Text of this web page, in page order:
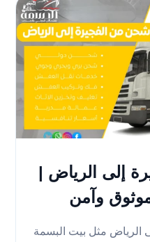
إلى الرياض |
الرياض مثل بيت البسمة